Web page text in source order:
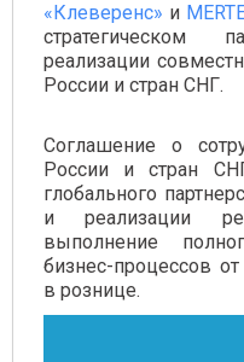
«Клеверенс» и
стратегическом
реализации
России и стран СНГ.
Соглашение о
России и стран
глобального
и реализации
выполнение
бизнес-процессов
в рознице.